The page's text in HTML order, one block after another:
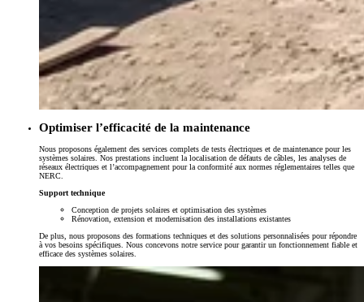
Optimiser l’efficacité de la maintenance
Nous proposons également des services complets de tests électriques et de maintenance pour les
systèmes solaires. Nos prestations incluent la localisation de défauts de câbles, les analyses de
réseaux électriques et l’accompagnement pour la conformité aux normes réglementaires telles que
NERC.
Support technique
Conception de projets solaires et optimisation des systèmes
Rénovation, extension et modernisation des installations existantes
De plus, nous proposons des formations techniques et des solutions personnalisées pour répondre
à vos besoins spécifiques. Nous concevons notre service pour garantir un fonctionnement fiable et
efficace des systèmes solaires.